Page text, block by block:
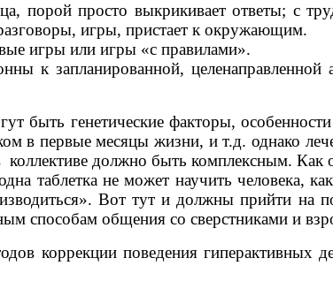
порой просто выкрикивает ответы; с
игры, пристает к окружающим.
игры или игры «с правилами».
к запланированной, целенаправленной
быть генетические факторы,
в первые месяцы жизни, и т.д. однако
должно быть комплексным. Как
не может научить человека,
Вот тут и должны прийти на
способам общения со сверстниками и
коррекции поведения гиперактивных